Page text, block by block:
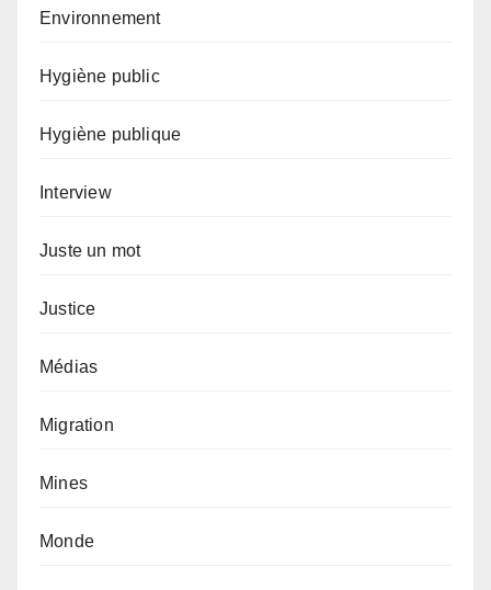
Environnement
Hygiène public
Hygiène publique
Interview
Juste un mot
Justice
Médias
Migration
Mines
Monde